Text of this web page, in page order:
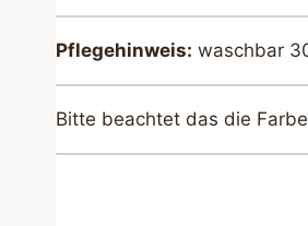
Pflegehinweis: waschbar
Bitte beachtet das die